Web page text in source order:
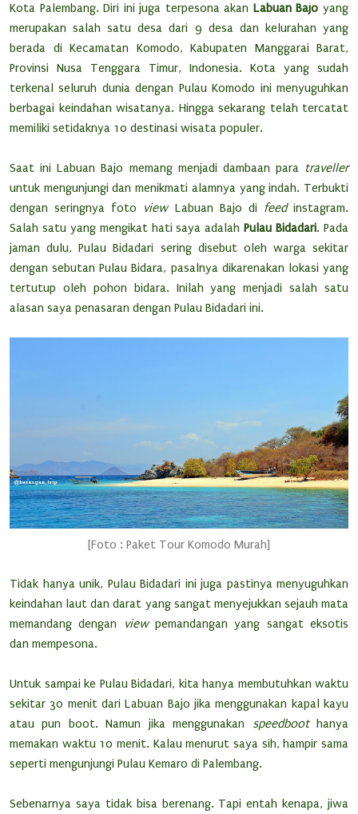
Kota Palembang. Diri ini juga terpesona akan Labuan Bajo yang
merupakan salah satu desa dari 9 desa dan kelurahan yang
berada di Kecamatan Komodo, Kabupaten Manggarai Barat,
Provinsi Nusa Tenggara Timur, Indonesia. Kota yang sudah
terkenal seluruh dunia dengan Pulau Komodo ini menyuguhkan
berbagai keindahan wisatanya. Hingga sekarang telah tercatat
memiliki setidaknya 10 destinasi wisata populer.
Saat ini Labuan Bajo memang menjadi dambaan para traveller
untuk mengunjungi dan menikmati alamnya yang indah. Terbukti
dengan seringnya foto viewLabuan Bajo di feed instagram.
Salah satu yang mengikat hati saya adalahPulau Bidadari. Pada
jaman dulu, Pulau Bidadari sering disebut oleh warga sekitar
dengan sebutan Pulau Bidara, pasalnya dikarenakan lokasi yang
tertutup oleh pohon bidara. Inilah yang menjadi salah satu
alasan saya penasaran dengan Pulau Bidadari ini.
[Foto : Paket Tour Komodo Murah]
Tidak hanya unik, Pulau Bidadari ini juga pastinya menyuguhkan
keindahan laut dan darat yang sangat menyejukkan sejauh mata
memandang dengan
viewpemandangan yang sangat eksotis
dan mempesona.
Untuk sampai ke Pulau Bidadari, kita hanya membutuhkan waktu
sekitar 30 menit dari Labuan Bajo jika menggunakan kapal kayu
atau pun boot. Namun jika menggunakan speedboothanya
memakan waktu 10 menit. Kalau menurut saya sih, hampir sama
seperti mengunjungi Pulau Kemaro di Palembang.
Sebenarnya saya tidak bisa berenang. Tapi entah kenapa, jiwa